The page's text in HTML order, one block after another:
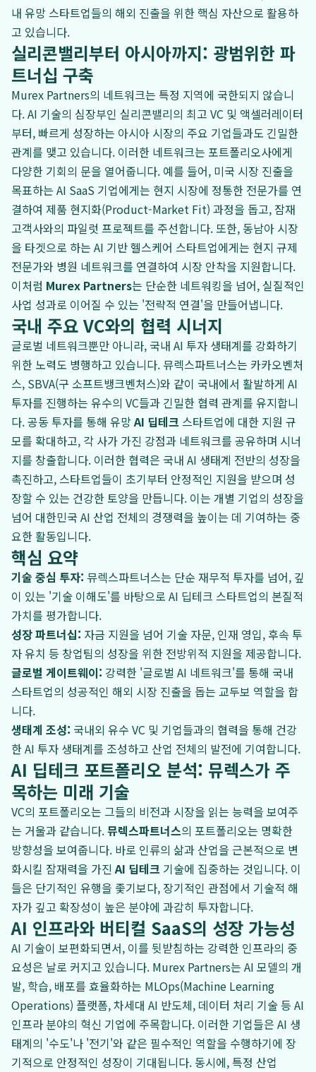
내 유망 스타트업들의 해외 진출을 위한 핵심 자산으로 활용하
고 있습니다.
실리콘밸리부터 아시아까지: 광범위한 파
트너십 구축
Murex Partners의 네트워크는 특정 지역에 국한되지 않습니
다. AI 기술의 심장부인 실리콘밸리의 최고 VC 및 액셀러레이터
부터, 빠르게 성장하는 아시아 시장의 주요 기업들과도 긴밀한
관계를 맺고 있습니다. 이러한 네트워크는 포트폴리오사에게
다양한 기회의 문을 열어줍니다. 예를 들어, 미국 시장 진출을
목표하는 AI SaaS 기업에게는 현지 시장에 정통한 전문가를 연
결하여 제품 현지화(Product-Market Fit) 과정을 돕고, 잠재
고객사와의 파일럿 프로젝트를 주선합니다. 또한, 동남아 시장
을 타겟으로 하는 AI 기반 헬스케어 스타트업에게는 현지 규제
전문가와 병원 네트워크를 연결하여 시장 안착을 지원합니다.
이처럼 Murex Partners는 단순한 네트워킹을 넘어, 실질적인
사업 성과로 이어질 수 있는 '전략적 연결'을 만들어냅니다.
국내 주요 VC와의 협력 시너지
글로벌 네트워크뿐만 아니라, 국내 AI 투자 생태계를 강화하기
위한 노력도 병행하고 있습니다. 뮤렉스파트너스는 카카오벤처
스, SBVA(구 소프트뱅크벤처스)와 같이 국내에서 활발하게 AI
투자를 진행하는 유수의 VC들과 긴밀한 협력 관계를 유지합니
다. 공동 투자를 통해 유망AI 딥테크 스타트업에 대한 지원 규
모를 확대하고, 각 사가 가진 강점과 네트워크를 공유하며 시너
지를 창출합니다. 이러한 협력은 국내 AI 생태계 전반의 성장을
촉진하고, 스타트업들이 초기부터 안정적인 지원을 받으며 성
장할 수 있는 건강한 토양을 만듭니다. 이는 개별 기업의 성장을
넘어 대한민국 AI 산업 전체의 경쟁력을 높이는 데 기여하는 중
요한 활동입니다.
핵심 요약
기술 중심 투자: 뮤렉스파트너스는 단순 재무적 투자를 넘어, 깊
이 있는 '기술 이해도'를 바탕으로 AI 딥테크 스타트업의 본질적
가치를 평가합니다.
성장 파트너십: 자금 지원을 넘어 기술 자문, 인재 영입, 후속 투
자 유치 등 창업팀의 성장을 위한 전방위적 지원을 제공합니다.
글로벌 게이트웨이: 강력한 '글로벌 AI 네트워크'를 통해 국내
스타트업의 성공적인 해외 시장 진출을 돕는 교두보 역할을 합
니다.
생태계 조성: 국내외 유수 VC 및 기업들과의 협력을 통해 건강
한 AI 투자 생태계를 조성하고 산업 전체의 발전에 기여합니다.
AI 딥테크 포트폴리오 분석: 뮤렉스가 주
목하는 미래 기술
VC의 포트폴리오는 그들의 비전과 시장을 읽는 능력을 보여주
는 거울과 같습니다.뮤렉스파트너스의 포트폴리오는 명확한
방향성을 보여줍니다. 바로 인류의 삶과 산업을 근본적으로 변
화시킬 잠재력을 가진AI 딥테크 기술에 집중하는 것입니다. 이
들은 단기적인 유행을 좇기보다, 장기적인 관점에서 기술적 해
자가 깊고 확장성이 높은 분야에 과감히 투자합니다.
AI 인프라와 버티컬 SaaS의 성장 가능성
AI 기술이 보편화되면서, 이를 뒷받침하는 강력한 인프라의 중
요성은 날로 커지고 있습니다. Murex Partners는 AI 모델의 개
발, 학습, 배포를 효율화하는 MLOps(Machine Learning
Operations) 플랫폼, 차세대 AI 반도체, 데이터 처리 기술 등 AI
인프라 분야의 혁신 기업에 주목합니다. 이러한 기업들은 AI 생
태계의 '수도'나 '전기'와 같은 필수적인 역할을 수행하기에 장
기적으로 안정적인 성장이 기대됩니다. 동시에, 특정 산업